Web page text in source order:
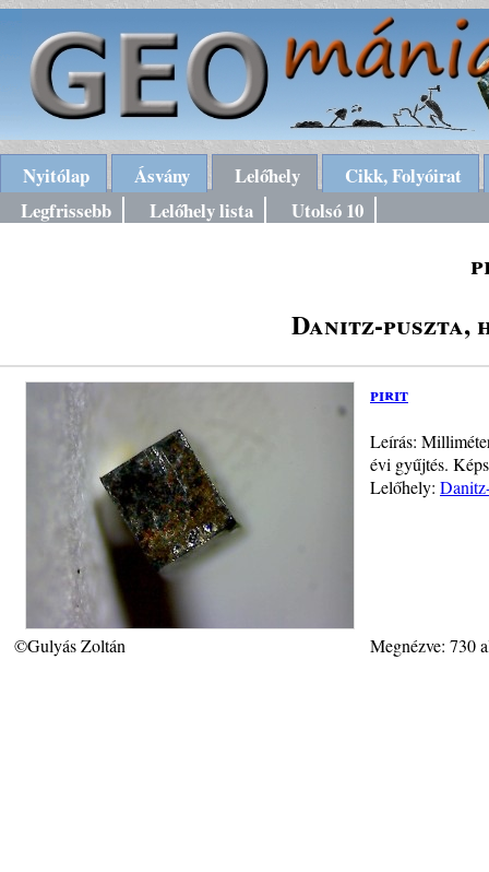
Nyitólap Ásvány Lelőhely
Cikk, Folyóirat
Legfrissebb
Lelőhely lista Utolsó 10
Danitz-puszta,
pirit
Leírás:
évi gyűjtés.
Lelőhely:
©Gulyás Zoltán Megnézve: 730